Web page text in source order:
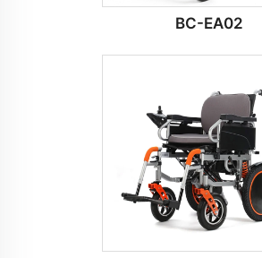
BC-EA02